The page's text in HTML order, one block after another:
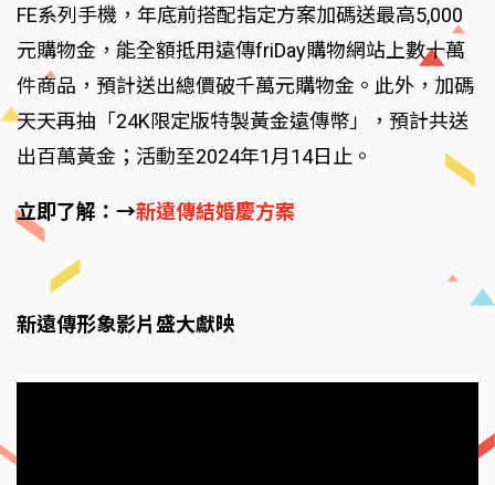
FE系列手機，年底前搭配指定方案加碼送最高5,000
元購物金，能全額抵用遠傳friDay購物網站上數十萬
件商品，預計送出總價破千萬元購物金。此外，加碼
天天再抽「24K限定版特製黃金遠傳幣」，預計共送
出百萬黃金；活動至2024年1月14日止。
立即了解：→新遠傳結婚慶方案
新遠傳形象影片盛大獻映